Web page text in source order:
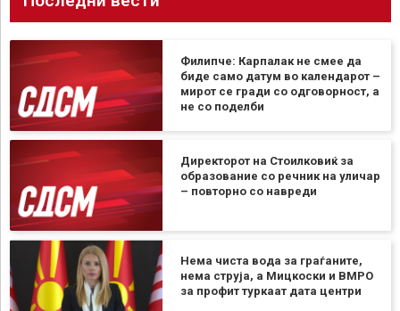
Филипче: Карпалак не смее да
биде само датум во календарот –
мирот се гради со одговорност, а
не со поделби
Директорот на Стоилковиќ за
образование со речник на уличар
– повторно со навреди
Нема чиста вода за граѓаните,
нема струја, а Мицкоски и ВМРО
за профит туркаат дата центри